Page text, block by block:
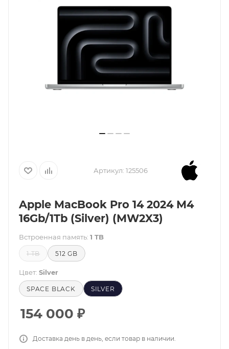
Артикул: 125506
Apple MacBook Pro 14 2024 M4
16Gb/1Tb (Silver) (MW2X3)
Встроенная память: 1 TB
1 TB 512 GB
Цвет: Silver
SPACE BLACK SILVER
154 000 ₽
Доставка день в день, если товар в наличии.